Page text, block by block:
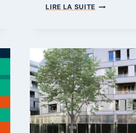
E
C
E
R
C
O
L
O
R
E
LIRE LA SUITE R
N
T
R
E
P
A
R
I